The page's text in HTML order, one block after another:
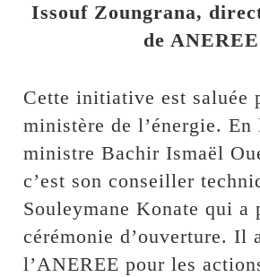
Issouf Zoungrana,
de ANEREE
Cette initiative est saluée
ministère de l’énergie. En
ministre Bachir Ismaël
c’est son conseiller
Souleymane Konate qui a
cérémonie d’ouverture. Il
l’ANEREE pour les